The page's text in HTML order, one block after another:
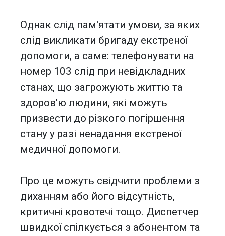
Однак слід пам'ятати умови, за яких
слід викликати бригаду екстреної
допомоги, а саме: телефонувати на
номер 103 слід при невідкладних
станах, що загрожують життю та
здоров'ю людини, які можуть
призвести до різкого погіршення
стану у разі ненадання екстреної
медичної допомоги.
Про це можуть свідчити проблеми з
диханням або його відсутність,
критичні кровотечі тощо. Диспетчер
швидкої спілкується з абонентом та